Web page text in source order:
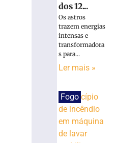
mais
Sábado
terá
programação
especial
em
alusão
dos 12...
Os astros
trazem energias
intensas e
transformadora
s para...
Ler mais »
Fogo